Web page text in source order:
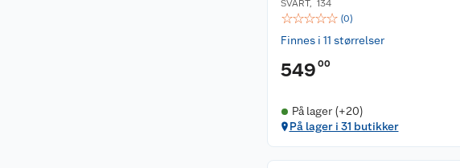
SVART, 134
☆☆☆☆☆ (0)
Finnes i 11 størrelser
549 00
På lager (+20)
På lager i 31 butikker